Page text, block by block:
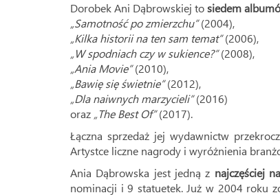
Dorobek Ani Dąbrowskiej tosiedem
„Samotność po zmierzchu”(2004),
„Kilka historii na ten sam temat”(2006),
„W spodniach czy w sukience?”(2008),
„Ania Movie”(2010),
„Bawię się świetnie”(2012),
„Dla naiwnych marzycieli”(2016)
oraz „The Best Of”(2017).
Łączna sprzedaż jej wydawnictw
Artystce liczne nagrody i wyróżnienia
Ania Dąbrowska jest jedną z najczęściej
nominacji i 9 statuetek. Już w 2004 roku